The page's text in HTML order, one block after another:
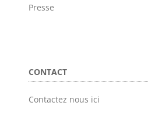
Presse
CONTACT
Contactez nous ici